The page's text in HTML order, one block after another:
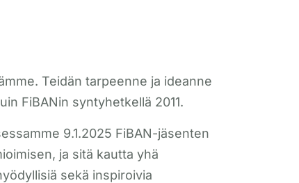
Teidän tarpeenne ja ideanne
FiBANin syntyhetkellä 2011.
9.1.2025 FiBAN-jäsenten
ja sitä kautta yhä
sekä inspiroivia